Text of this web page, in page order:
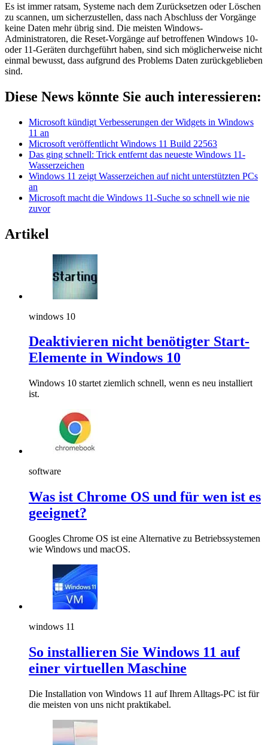
Es ist immer ratsam, Systeme nach dem Zurücksetzen oder Löschen
zu scannen, um sicherzustellen, dass nach Abschluss der Vorgänge
keine Daten mehr übrig sind. Die meisten Windows-
Administratoren, die Reset-Vorgänge auf betroffenen Windows 10-
oder 11-Geräten durchgeführt haben, sind sich möglicherweise nicht
einmal bewusst, dass aufgrund des Problems Daten zurückgeblieben
sind.
Diese News könnte Sie auch interessieren:
Microsoft kündigt Verbesserungen der Widgets in Windows
11 an
Microsoft veröffentlicht Windows 11 Build 22563
Das ging schnell: Trick entfernt das neueste Windows 11-
Wasserzeichen
Windows 11 zeigt Wasserzeichen auf nicht unterstützten PCs
an
Microsoft macht die Windows 11-Suche so schnell wie nie
zuvor
Artikel
windows 10
Deaktivieren nicht benötigter Start-
Elemente in Windows 10
Windows 10 startet ziemlich schnell, wenn es neu installiert
ist.
software
Was ist Chrome OS und für wen ist es
geeignet?
Googles Chrome OS ist eine Alternative zu Betriebssystemen
wie Windows und macOS.
windows 11
So installieren Sie Windows 11 auf
einer virtuellen Maschine
Die Installation von Windows 11 auf Ihrem Alltags-PC ist für
die meisten von uns nicht praktikabel.